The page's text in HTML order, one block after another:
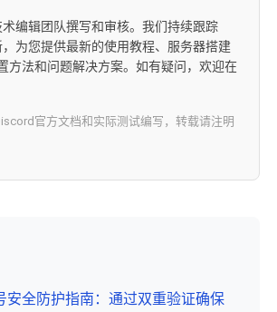
编辑团队撰写和审核。我们持续跟踪
为您提供最新的使用教程、服务器搭建
方法和问题解决方案。如有疑问，欢迎在
官方文档和实际测试编写，转载请注明
安全防护指南：通过双重验证确保